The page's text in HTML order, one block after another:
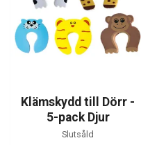
Klämskydd till Dörr -
5-pack Djur
Slutsåld